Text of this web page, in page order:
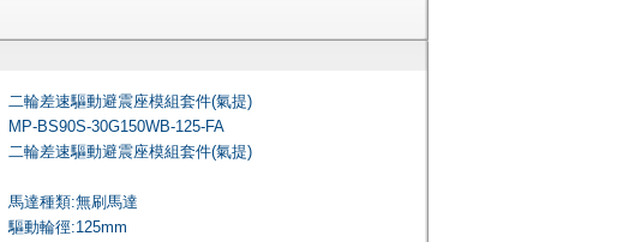
二輪差速驅動避震座模組套件(氣提)
MP-BS90S-30G150WB-125-FA
二輪差速驅動避震座模組套件(氣提)
馬達種類:無刷馬達
驅動輪徑:125mm